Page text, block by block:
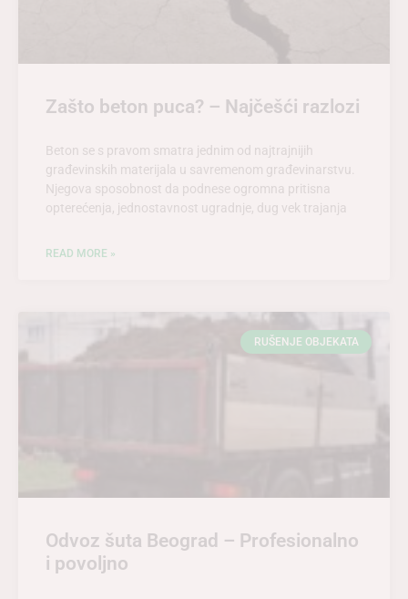
Zašto beton puca? – Najčešći razlozi
Beton se s pravom smatra jednim od najtrajnijih
građevinskih materijala u savremenom građevinarstvu.
Njegova sposobnost da podnese ogromna pritisna
opterećenja, jednostavnost ugradnje, dug vek trajanja
READ MORE »
RUŠENJE OBJEKATA
Odvoz šuta Beograd – Profesionalno
i povoljno